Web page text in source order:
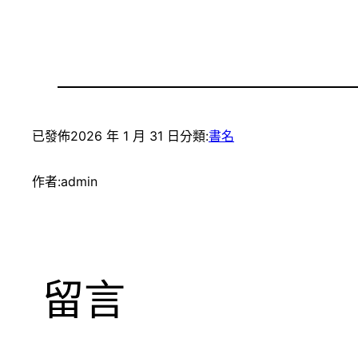
已發佈2026 年 1 月 31 日 分類:書名
作者:admin
留言